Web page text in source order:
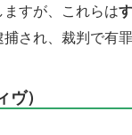
すが、これらは
され、裁判で有
）